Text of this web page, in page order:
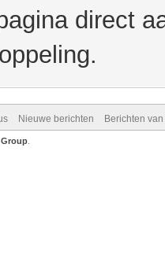
direct
Nieuwe berichten Berichten